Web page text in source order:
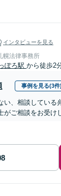
インタビューを見る
幌法律事務所
ぽろ駅 から徒歩2
事例を見る(3件)
い、相談してい
ご相談をお受け